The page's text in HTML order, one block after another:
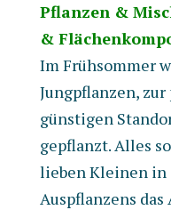
Pflanzen &
&
Im Frühsommer
Jungpflanzen,
günstigen
gepflanzt. Alles
lieben Kleinen in
Auspflanzens